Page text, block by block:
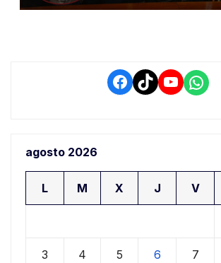
retrasos
Facebook
TikTokYouTube
agosto 2026
L M X J V
3 4 5 6 7